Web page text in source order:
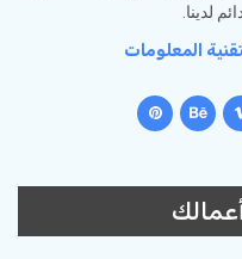
لدينا.
المعلومات